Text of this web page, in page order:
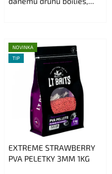
NOVINKA
TIP
EXTREME STRAWBERRY
PVA PELETKY 3MM 1KG